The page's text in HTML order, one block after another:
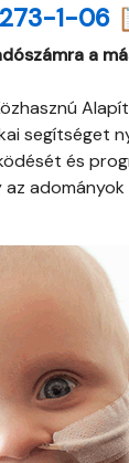
1-06
a
segítséget
és